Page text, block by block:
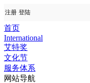
首页
International
艾特奖
文化节
服务体系
网站导航